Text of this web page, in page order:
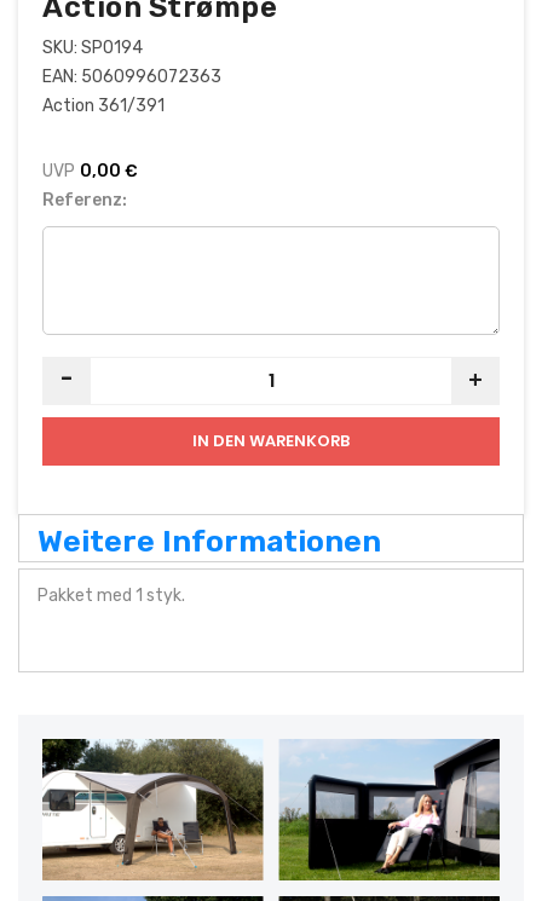
Action Strømpe
SKU: SP0194
EAN: 5060996072363
Action 361/391
UVP 0,00 €
Referenz:
- +
IN DEN WARENKORB
Weitere Informationen
Pakket med 1 styk.